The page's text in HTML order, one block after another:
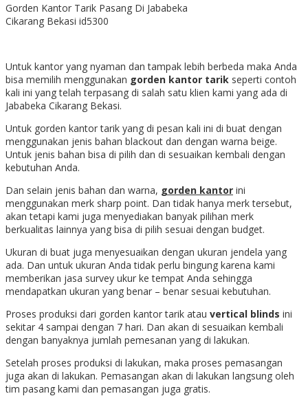
Gorden Kantor Tarik Pasang Di Jababeka
Cikarang Bekasi id5300
Untuk kantor yang nyaman dan tampak lebih berbeda maka Anda
bisa memilih menggunakan gorden kantor tarik seperti contoh
kali ini yang telah terpasang di salah satu klien kami yang ada di
Jababeka Cikarang Bekasi.
Untuk gorden kantor tarik yang di pesan kali ini di buat dengan
menggunakan jenis bahan blackout dan dengan warna beige.
Untuk jenis bahan bisa di pilih dan di sesuaikan kembali dengan
kebutuhan Anda.
Dan selain jenis bahan dan warna, gorden kantor ini
menggunakan merk sharp point. Dan tidak hanya merk tersebut,
akan tetapi kami juga menyediakan banyak pilihan merk
berkualitas lainnya yang bisa di pilih sesuai dengan budget.
Ukuran di buat juga menyesuaikan dengan ukuran jendela yang
ada. Dan untuk ukuran Anda tidak perlu bingung karena kami
memberikan jasa survey ukur ke tempat Anda sehingga
mendapatkan ukuran yang benar – benar sesuai kebutuhan.
Proses produksi dari gorden kantor tarik atau vertical blinds ini
sekitar 4 sampai dengan 7 hari. Dan akan di sesuaikan kembali
dengan banyaknya jumlah pemesanan yang di lakukan.
Setelah proses produksi di lakukan, maka proses pemasangan
juga akan di lakukan. Pemasangan akan di lakukan langsung oleh
tim pasang kami dan pemasangan juga gratis.